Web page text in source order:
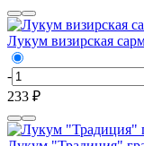
Лукум визирская
-
233 ₽